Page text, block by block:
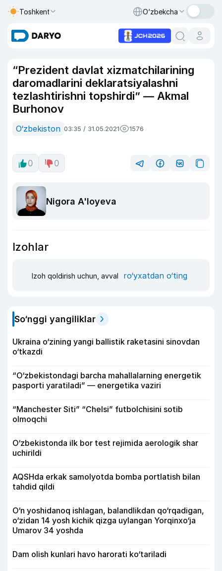
Toshkent O‘zbekcha
“Prezident davlat xizmatchilarining
daromadlarini deklaratsiyalashni
tezlashtirishni topshirdi” — Akmal
Burhonov
O‘zbekiston 03:35 / 31.05.2021 1576
0 0
Nigora A'loyeva
Izohlar
Izoh qoldirish uchun, avval ro‘yxatdan o‘ting
So‘nggi yangiliklar
Ukraina o‘zining yangi ballistik raketasini sinovdan
o‘tkazdi
“O‘zbekistondagi barcha mahallalarning energetik
pasporti yaratiladi” — energetika vaziri
“Manchester Siti” “Chelsi” futbolchisini sotib
olmoqchi
O‘zbekistonda ilk bor test rejimida aerologik shar
uchirildi
AQSHda erkak samolyotda bomba portlatish bilan
tahdid qildi
O‘n yoshidanoq ishlagan, balandlikdan qo‘rqadigan,
o‘zidan 14 yosh kichik qizga uylangan Yorqinxo‘ja
Umarov 34 yoshda
Dam olish kunlari havo harorati ko‘tariladi